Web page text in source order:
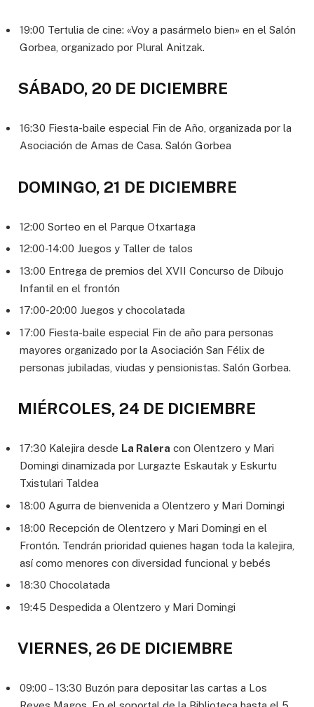
19:00 Tertulia de cine: «Voy a pasármelo bien» en el Salón
Gorbea, organizado por Plural Anitzak.
SÁBADO, 20 DE DICIEMBRE
16:30 Fiesta-baile especial Fin de Año, organizada por la
Asociación de Amas de Casa. Salón Gorbea
DOMINGO, 21 DE DICIEMBRE
12:00 Sorteo en el Parque Otxartaga
12:00-14:00 Juegos y Taller de talos
13:00 Entrega de premios del XVII Concurso de Dibujo
Infantil en el frontón
17:00-20:00 Juegos y chocolatada
17:00 Fiesta-baile especial Fin de año para personas
mayores organizado por la Asociación San Félix de
personas jubiladas, viudas y pensionistas. Salón Gorbea.
MIÉRCOLES, 24 DE DICIEMBRE
17:30 Kalejira desde La Ralera con Olentzero y Mari
Domingi dinamizada por Lurgazte Eskautak y Eskurtu
Txistulari Taldea
18:00 Agurra de bienvenida a Olentzero y Mari Domingi
18:00 Recepción de Olentzero y Mari Domingi en el
Frontón. Tendrán prioridad quienes hagan toda la kalejira,
así como menores con diversidad funcional y bebés
18:30 Chocolatada
19:45 Despedida a Olentzero y Mari Domingi
VIERNES, 26 DE DICIEMBRE
09:00 – 13:30 Buzón para depositar las cartas a Los